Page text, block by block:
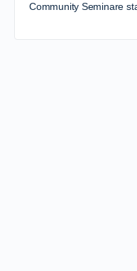
Community Seminare